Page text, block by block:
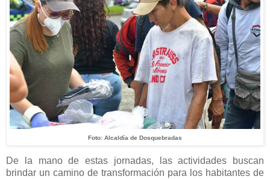
Foto: Alcaldía de Dosquebradas
De la mano de estas jornadas, las actividades buscan
brindar un camino de transformación para los habitantes de